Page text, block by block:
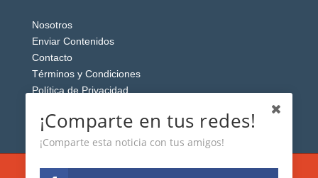
Nosotros
Enviar Contenidos
Contacto
Términos y Condiciones
Política de Privacidad
¡Comparte en tus redes!
¡Comparte esta noticia con tus amigos!